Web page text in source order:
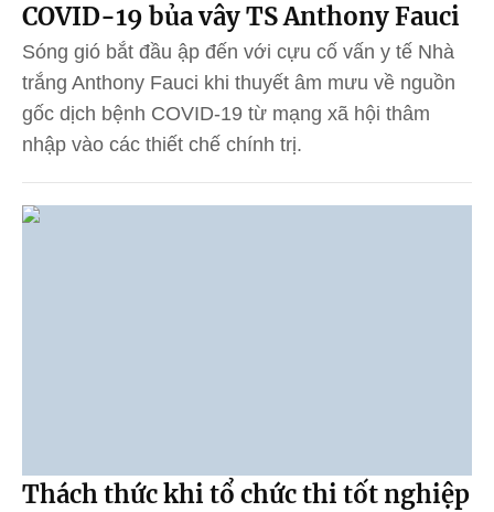
COVID-19 bủa vây TS Anthony Fauci
Sóng gió bắt đầu ập đến với cựu cố vấn y tế Nhà
trắng Anthony Fauci khi thuyết âm mưu về nguồn
gốc dịch bệnh COVID-19 từ mạng xã hội thâm
nhập vào các thiết chế chính trị.
Thách thức khi tổ chức thi tốt nghiệp